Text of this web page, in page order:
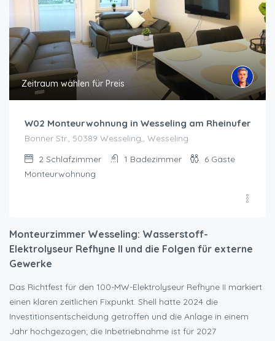
Zeitraum wählen für Preis
W02 Monteurwohnung in Wesseling am Rheinufer
Bonner Str., 50389 Wesseling,, Wesseling
2 Schlafzimmer 1 Badezimmer 6 Gäste
Monteurwohnung
Monteurzimmer Wesseling: Wasserstoff-
Elektrolyseur Refhyne II und die Folgen für externe
Gewerke
Das Richtfest für den 100-MW-Elektrolyseur Refhyne II markiert
einen klaren zeitlichen Fixpunkt. Shell hatte 2024 die
Investitionsentscheidung getroffen und die Anlage in einem
Jahr hochgezogen; die Inbetriebnahme ist für 2027